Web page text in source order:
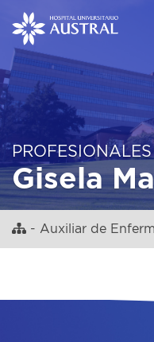
PROFESIONALES
Gisela
- Auxiliar de